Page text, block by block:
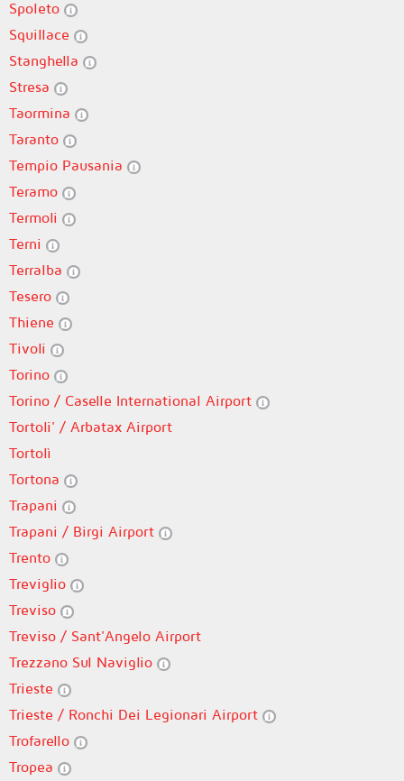
Spoleto
Squillace
Stanghella
Stresa
Taormina
Taranto
Tempio Pausania
Teramo
Termoli
Terni
Terralba
Tesero
Thiene
Tivoli
Torino
Torino / Caselle International Airport
Tortoli' / Arbatax Airport
Tortolì
Tortona
Trapani
Trapani / Birgi Airport
Trento
Treviglio
Treviso
Treviso / Sant'Angelo Airport
Trezzano Sul Naviglio
Trieste
Trieste / Ronchi Dei Legionari Airport
Trofarello
Tropea